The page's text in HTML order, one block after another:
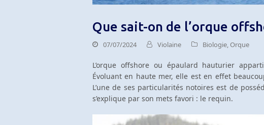
Que sait-on de l’orque
07/07/2024 Violaine Biologie,Orque
L’orque offshore ou épaulard hauturier
Évoluant en haute mer, elle est en effet
L’une de ses particularités notoires est de
s’explique par son mets favori : le requin.